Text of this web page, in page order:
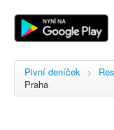
Registrace
Pivní deníček >
Praha